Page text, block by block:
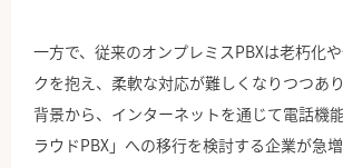
一方で、従来のオンプレミスPBXは老朽化
クを抱え、柔軟な対応が難しくなりつつあ
背景から、インターネットを通じて電話機
ラウドPBX」への移行を検討する企業が急増